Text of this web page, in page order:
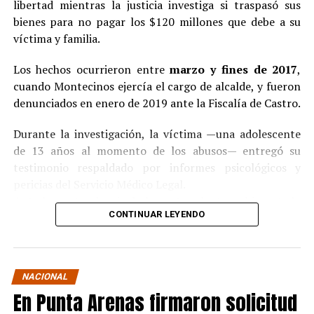
libertad mientras la justicia investiga si traspasó sus
bienes para no pagar los $120 millones que debe a su
víctima y familia.
Los hechos ocurrieron entremarzo y fines de 2017,
cuando Montecinos ejercía el cargo de alcalde, y fueron
denunciados en enero de 2019 ante la Fiscalía de Castro.
Durante la investigación, la víctima —una adolescente
de 13 años al momento de los abusos— entregó su
testimonio respaldado por informes psicológicos y
Ante la contundencia de los antecedentes, el imputado
aceptó los cargosen un procedimiento abreviado,
La condena y el cumplimiento en libertad
ElJuzgado de Garantía de Castrodictó sentencia en
CONTINUAR LEYENDO
NACIONAL
En Punta Arenas firmaron solicitud